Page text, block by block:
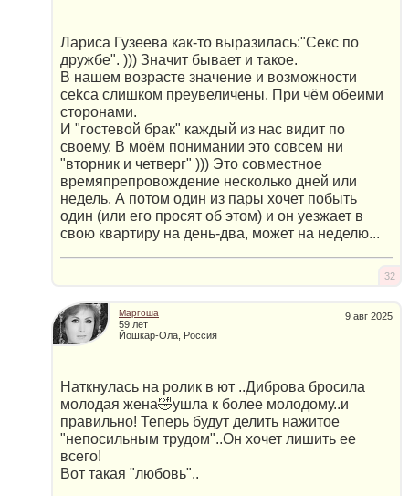
Лариса Гузеева как-то выразилась:"Секс по
дружбе". ))) Значит бывает и такое.
В нашем возрасте значение и возможности
cekcа слишком преувеличены. При чём обеими
сторонами.
И "гостевой брак" каждый из нас видит по
своему. В моём понимании это совсем ни
"вторник и четверг" ))) Это совместное
времяпрепровождение несколько дней или
недель. А потом один из пары хочет побыть
один (или его просят об этом) и он уезжает в
свою квартиру на день-два, может на неделю...
32
9 авг 2025
Маргоша
59 лет
Йошкар-Ола, Россия
Наткнулась на ролик в ют ..Диброва бросила
молодая жена🤣ушла к более молодому..и
правильно! Теперь будут делить нажитое
"непосильным трудом"..Он хочет лишить ее
всего!
Вот такая "любовь"..